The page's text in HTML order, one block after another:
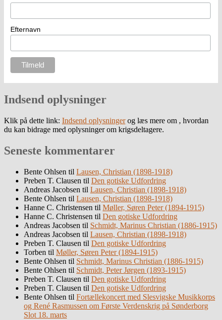
Efternavn
Indsend oplysninger
Klik på dette link: Indsend oplysningerog læs mere om , hvordan
du kan bidrage med oplysninger om krigsdeltagere.
Seneste kommentarer
Bente Ohlsen til Lausen, Christian (1898-1918)
Preben T. Clausen til Den gotiske Udfordring
Andreas Jacobsen til Lausen, Christian (1898-1918)
Bente Ohlsen til Lausen, Christian (1898-1918)
Hanne C. Christensen til Møller, Søren Peter (1894-1915)
Hanne C. Christensen til Den gotiske Udfordring
Andreas Jacobsen til Schmidt, Marinus Christian (1886-1915)
Andreas Jacobsen til Lausen, Christian (1898-1918)
Preben T. Clausen til Den gotiske Udfordring
Torben til Møller, Søren Peter (1894-1915)
Bente Ohlsen til Schmidt, Marinus Christian (1886-1915)
Bente Ohlsen til Schmidt, Peter Jørgen (1893-1915)
Preben T. Clausen til Den gotiske Udfordring
Preben T. Clausen til Den gotiske Udfordring
Bente Ohlsen til Fortællekoncert med Slesvigske Musikkorps
og René Rasmussen om Første Verdenskrig på Sønderborg
Slot 18. marts